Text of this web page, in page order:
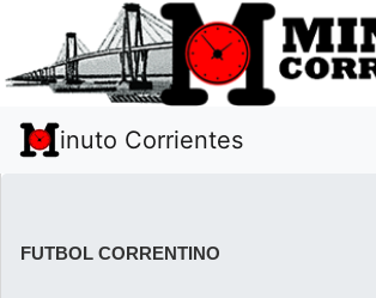
inuto Corrientes
FUTBOL CORRENTINO